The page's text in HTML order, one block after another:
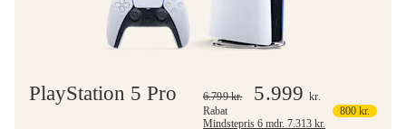
PlayStation 5 Pro 6.799kr. 5.999kr.
Rabat
800 kr.
Mindstepris 6 mdr. 7.313 kr.